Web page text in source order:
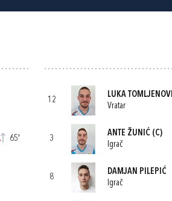
65'
12
LUKA
Vratar
3
ANTE ŽUNIĆ(C)
Igrač
8
DAMJAN PILEPIĆ
Igrač